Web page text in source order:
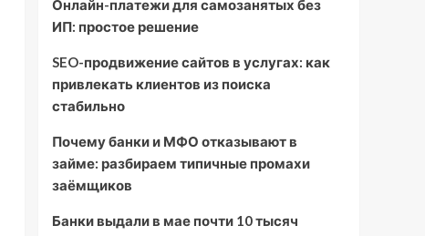
Онлайн-платежи для самозанятых без
ИП: простое решение
SEO-продвижение сайтов в услугах: как
привлекать клиентов из поиска
стабильно
Почему банки и МФО отказывают в
займе: разбираем типичные промахи
заёмщиков
Банки выдали в мае почти 10 тысяч